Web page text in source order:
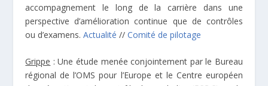
accompagnement le long de la carrière dans une
perspective d’amélioration continue que de contrôles
ou d’examens.Actualité //Comité de pilotage
Grippe : Une étude menée conjointement par le Bureau
régional de l’OMS pour l’Europe et le Centre européen